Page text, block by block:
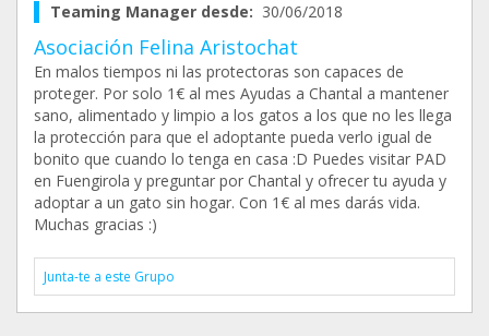
Teaming Manager desde: 30/06/2018
Asociación Felina Aristochat
En malos tiempos ni las protectoras son capaces de
proteger. Por solo 1€ al mes Ayudas a Chantal a mantener
sano, alimentado y limpio a los gatos a los que no les llega
la protección para que el adoptante pueda verlo igual de
bonito que cuando lo tenga en casa :D Puedes visitar PAD
en Fuengirola y preguntar por Chantal y ofrecer tu ayuda y
adoptar a un gato sin hogar. Con 1€ al mes darás vida.
Muchas gracias :)
Junta-te a este Grupo